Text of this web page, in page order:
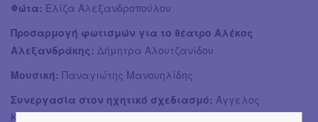
Φώτα: Ελίζα Αλεξανδροπούλου
Προσαρμογή φωτισμών για το θέατρο Αλέκος
Αλεξανδράκης: Δήμητρα Αλουτζανίδου
Μουσική: Παναγιώτης Μανουηλίδης
Συνεργασία στον ηχητικό σχεδιασμό: Άγγελος
Κονταξής